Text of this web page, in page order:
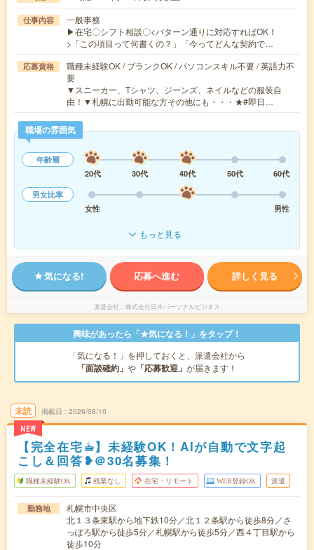
仕事内容
一般事務
▶在宅〇シフト相談〇<パターン通りに対応すればOK！
>「この項目って何書くの？」「今ってどんな契約で…
応募資格
職種未経験OK / ブランクOK / パソコンスキル不要 / 英語力不
要
▼スニーカー、Tシャツ、ジーンズ、ネイルなどの服装自
由！▼札幌に出勤可能な方その他にも・・・★#即日…
職場の雰囲気
年齢層
20代
30代 40代 50代
60代
男女比率
女性
男性
もっと見る
気になる! 応募へ進む 詳しく見る
派遣会社 株式会社日本パーソナルビジネス
興味があったら「★気になる！」をタップ！
「気になる！」を押しておくと、派遣会社から
「面談確約」 や 「応募歓迎」 が届きます！
未読
NEW
掲載日 2026/08/10
【完全在宅☕︎】未経験OK！AIが自動で文字起
こし＆回答❥＠30名募集！
職種未経験OK 残業なし 在宅・リモート WEB登録OK 派遣
勤務地
札幌市中央区
北１３条東駅から地下鉄10分／北１２条駅から徒歩8分／さ
っぽろ駅から徒歩5分／札幌駅から徒歩5分／西４丁目駅から
徒歩10分